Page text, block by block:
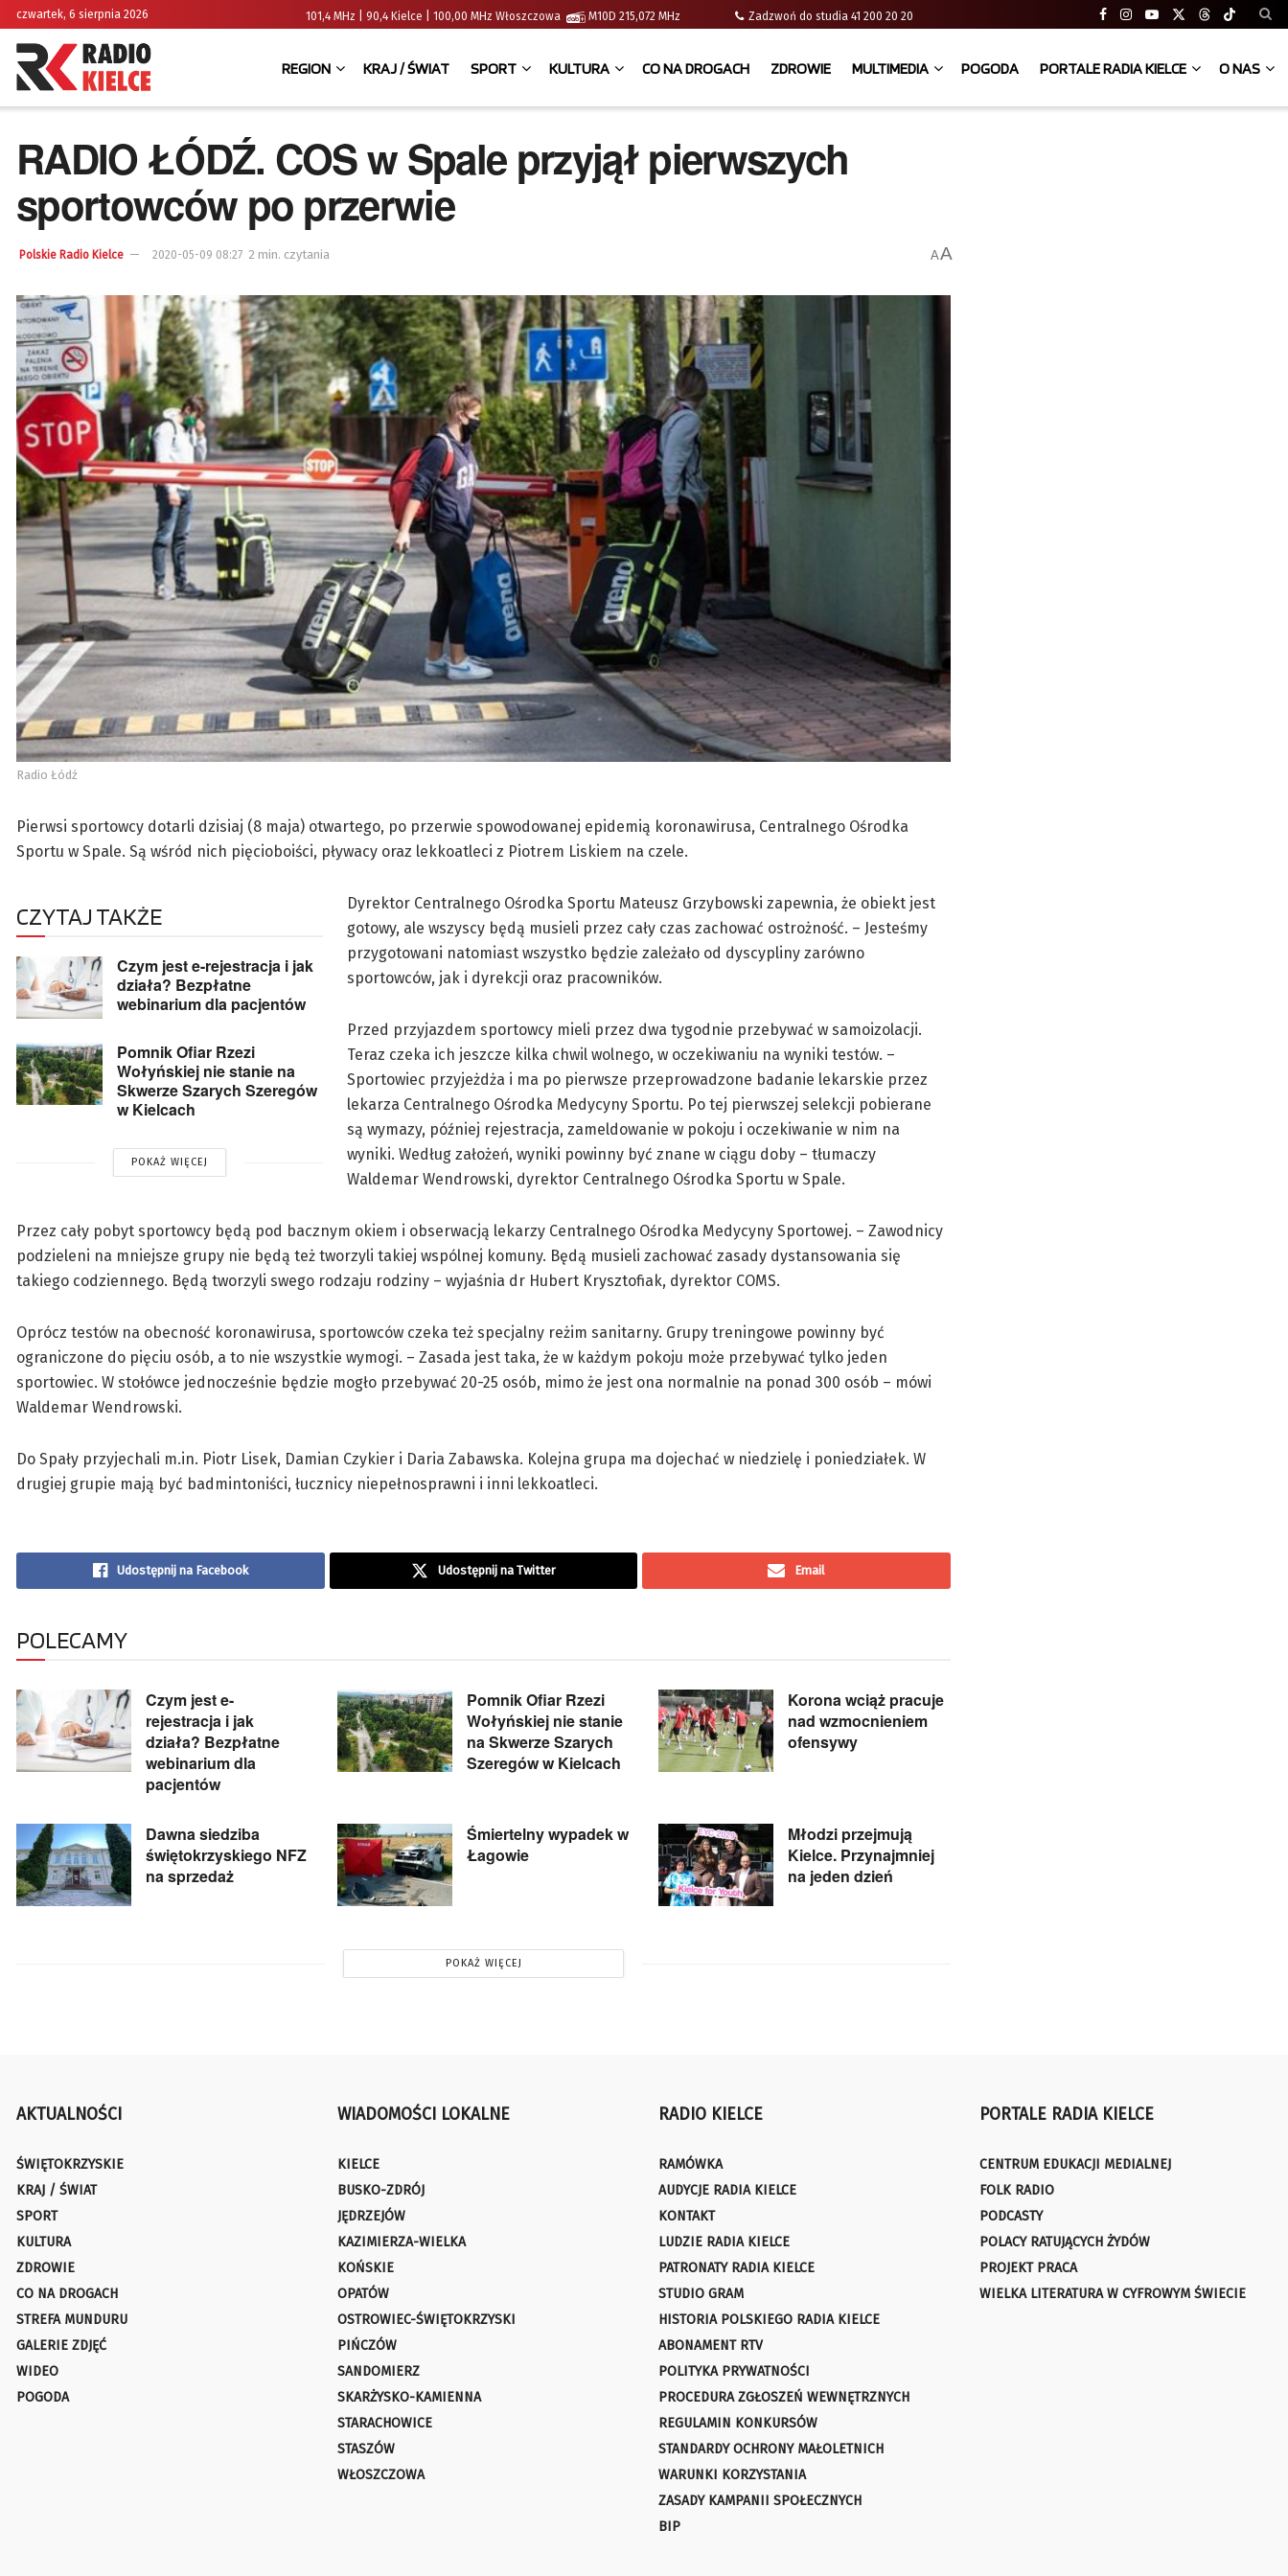
czwartek, 6 sierpnia 2026 101,4 MHz | 90,4 Kielce | 100,00 MHz Włoszczowa M10D 215,072 MHz Zadzwoń do studia 41 200 20 20
REGION KRAJ / ŚWIAT SPORT KULTURA CO NA DROGACH ZDROWIE MULTIMEDIA POGODA PORTALE RADIA KIELCE O NAS
RADIO ŁÓDŹ. COS w Spale przyjął pierwszych
sportowców po przerwie
Polskie Radio Kielce 2020-05-09 08:27 2 min. czytania AA
Radio Łódź
Pierwsi sportowcy dotarli dzisiaj (8 maja) otwartego, po przerwie spowodowanej epidemią koronawirusa, Centralnego Ośrodka
Sportu w Spale. Są wśród nich pięcioboiści, pływacy oraz lekkoatleci z Piotrem Liskiem na czele.
CZYTAJ TAKŻE
Czym jest e-rejestracja i jak
działa? Bezpłatne
webinarium dla pacjentów
Pomnik Ofiar Rzezi
Wołyńskiej nie stanie na
Skwerze Szarych Szeregów
w Kielcach
POKAŻ WIĘCEJ
Dyrektor Centralnego Ośrodka Sportu Mateusz Grzybowski zapewnia, że obiekt jest
gotowy, ale wszyscy będą musieli przez cały czas zachować ostrożność. – Jesteśmy
przygotowani natomiast wszystko będzie zależało od dyscypliny zarówno
sportowców, jak i dyrekcji oraz pracowników.
Przed przyjazdem sportowcy mieli przez dwa tygodnie przebywać w samoizolacji.
Teraz czeka ich jeszcze kilka chwil wolnego, w oczekiwaniu na wyniki testów. –
Sportowiec przyjeżdża i ma po pierwsze przeprowadzone badanie lekarskie przez
lekarza Centralnego Ośrodka Medycyny Sportu. Po tej pierwszej selekcji pobierane
są wymazy, później rejestracja, zameldowanie w pokoju i oczekiwanie w nim na
wyniki. Według założeń, wyniki powinny być znane w ciągu doby – tłumaczy
Waldemar Wendrowski, dyrektor Centralnego Ośrodka Sportu w Spale.
Przez cały pobyt sportowcy będą pod bacznym okiem i obserwacją lekarzy Centralnego Ośrodka Medycyny Sportowej. – Zawodnicy
podzieleni na mniejsze grupy nie będą też tworzyli takiej wspólnej komuny. Będą musieli zachować zasady dystansowania się
takiego codziennego. Będą tworzyli swego rodzaju rodziny – wyjaśnia dr Hubert Krysztofiak, dyrektor COMS.
Oprócz testów na obecność koronawirusa, sportowców czeka też specjalny reżim sanitarny. Grupy treningowe powinny być
ograniczone do pięciu osób, a to nie wszystkie wymogi. – Zasada jest taka, że w każdym pokoju może przebywać tylko jeden
sportowiec. W stołówce jednocześnie będzie mogło przebywać 20-25 osób, mimo że jest ona normalnie na ponad 300 osób – mówi
Waldemar Wendrowski.
Do Spały przyjechali m.in. Piotr Lisek, Damian Czykier i Daria Zabawska. Kolejna grupa ma dojechać w niedzielę i poniedziałek. W
drugiej grupie mają być badmintoniści, łucznicy niepełnosprawni i inni lekkoatleci.
Udostępnij na Facebook Udostępnij na Twitter Email
POLECAMY
Czym jest e-
rejestracja i jak
działa? Bezpłatne
webinarium dla
pacjentów
Pomnik Ofiar Rzezi
Wołyńskiej nie stanie
na Skwerze Szarych
Szeregów w Kielcach
Korona wciąż pracuje
nad wzmocnieniem
ofensywy
Dawna siedziba
świętokrzyskiego NFZ
na sprzedaż
Śmiertelny wypadek w
Łagowie
Młodzi przejmują
Kielce. Przynajmniej
na jeden dzień
POKAŻ WIĘCEJ
AKTUALNOŚCI
ŚWIĘTOKRZYSKIE
KRAJ / ŚWIAT
SPORT
KULTURA
ZDROWIE
CO NA DROGACH
STREFA MUNDURU
GALERIE ZDJĘĆ
WIDEO
POGODA
WIADOMOŚCI LOKALNE
KIELCE
BUSKO-ZDRÓJ
JĘDRZEJÓW
KAZIMIERZA-WIELKA
KOŃSKIE
OPATÓW
OSTROWIEC-ŚWIĘTOKRZYSKI
PIŃCZÓW
SANDOMIERZ
SKARŻYSKO-KAMIENNA
STARACHOWICE
STASZÓW
WŁOSZCZOWA
RADIO KIELCE
RAMÓWKA
AUDYCJE RADIA KIELCE
KONTAKT
LUDZIE RADIA KIELCE
PATRONATY RADIA KIELCE
STUDIO GRAM
HISTORIA POLSKIEGO RADIA KIELCE
ABONAMENT RTV
POLITYKA PRYWATNOŚCI
PROCEDURA ZGŁOSZEŃ WEWNĘTRZNYCH
REGULAMIN KONKURSÓW
STANDARDY OCHRONY MAŁOLETNICH
WARUNKI KORZYSTANIA
ZASADY KAMPANII SPOŁECZNYCH
BIP
PORTALE RADIA KIELCE
CENTRUM EDUKACJI MEDIALNEJ
FOLK RADIO
PODCASTY
POLACY RATUJĄCYCH ŻYDÓW
PROJEKT PRACA
WIELKA LITERATURA W CYFROWYM ŚWIECIE